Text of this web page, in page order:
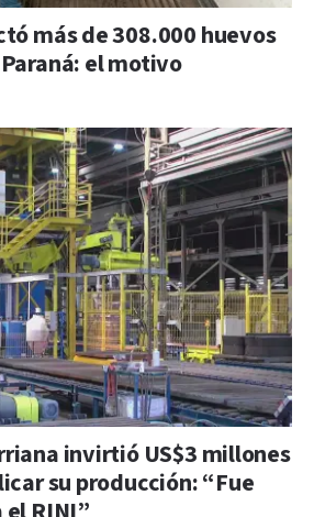
más de 308.000 huevos
el motivo
invirtió US$3 millones
su producción: “Fue